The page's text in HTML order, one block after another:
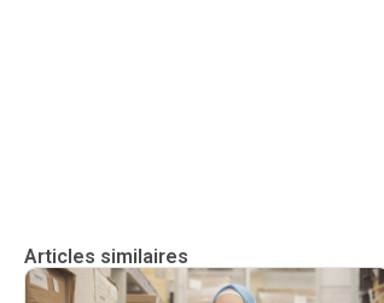
Articles similaires